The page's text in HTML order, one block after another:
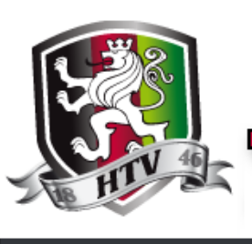
Zum Inhalt springen